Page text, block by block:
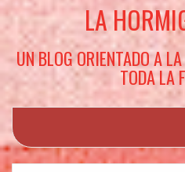
LA
UN BLOG ORIENTADO A
TODA LA